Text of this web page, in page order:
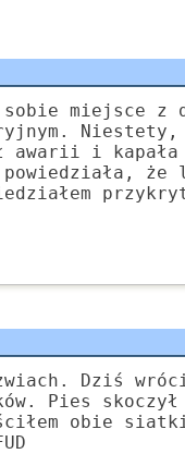
sobie miejsce z
Niestety,
awarii i
powiedziała,
Dziś
Pies skoczył
obie